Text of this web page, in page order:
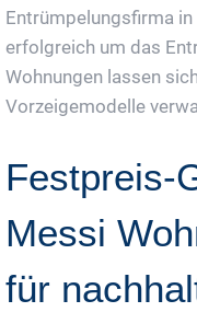
Entrümpelungsfirma
erfolgreich um das
Wohnungen lassen
Vorzeigemodelle
Festpreis-
Messi
für